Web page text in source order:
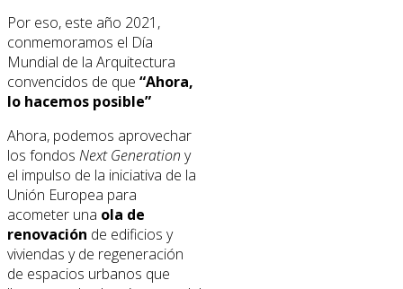
Por eso, este año 2021,
conmemoramos el Día
Mundial de la Arquitectura
convencidos de que “Ahora,
lo hacemos posible”
Ahora, podemos aprovechar
los fondos Next Generation y
el impulso de la iniciativa de la
Unión Europea para
acometer una ola de
renovación de edificios y
viviendas y de regeneración
de espacios urbanos que